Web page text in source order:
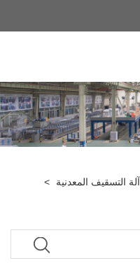
آلة التسقيف المعدنية
>